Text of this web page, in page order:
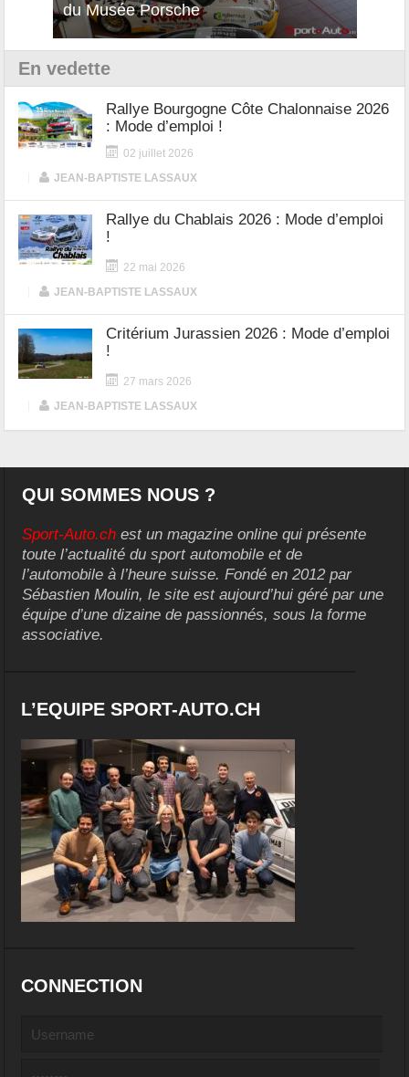
du Musée Porsche
12Cilindri Manuale
En vedette
Rallye Bourgogne Côte Chalonnaise 2026
: Mode d’emploi !
02 juillet 2026
JEAN-BAPTISTE LASSAUX
Rallye du Chablais 2026 : Mode d’emploi
!
22 mai 2026
JEAN-BAPTISTE LASSAUX
Critérium Jurassien 2026 : Mode d’emploi
!
27 mars 2026
JEAN-BAPTISTE LASSAUX
QUI SOMMES NOUS ?
Sport-Auto.ch est un magazine online qui présente
toute l’actualité du sport automobile et de
l’automobile à l’heure suisse. Fondé en 2012 par
Sébastien Moulin, le site est aujourd’hui géré par une
équipe d’une dizaine de passionnés, sous la forme
associative.
L’EQUIPE SPORT-AUTO.CH
CONNECTION